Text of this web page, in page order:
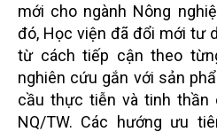
mới cho ngành Nông
đó, Học viện đã đổi mới tư
từ cách tiếp cận theo
nghiên cứu gắn với sản
cầu thực tiễn và tinh thần
NQ/TW. Các hướng ưu